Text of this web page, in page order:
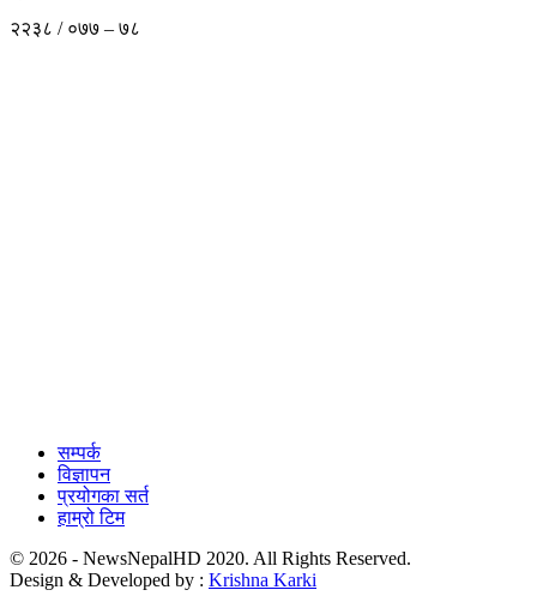
२२३८ / ०७७ – ७८
सम्पर्क
विज्ञापन
प्रयोगका सर्त
हाम्रो टिम
© 2026 - NewsNepalHD 2020. All Rights Reserved.
Design & Developed by : Krishna Karki